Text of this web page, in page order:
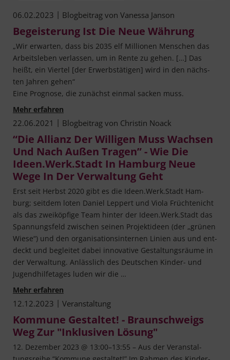
06.02.2023 | Blogbeitrag von Vanessa Janson
Begeisterung Ist Die Neue Währung
„Wir erwar­ten, dass bis 2035 elf Mil­lio­nen Men­schen das
Arbeits­le­ben ver­las­sen, um in Ren­te zu gehen. […] Das
heißt, ein Vier­tel [der Erwerbs­tä­ti­gen] wird in den nächs­
ten Jah­ren gehen“
Eine Pro­gno­se, die zunächst ein­mal sacken muss.
Mehr erfahrenBegeisterung ist die neue Währung
22.06.2021 | Blogbeitrag von Christin Noack
“Die Allianz Der Willigen Muss Wachsen
Und Nach Außen Tragen” - Wie Die
Ideen.Werk.Stadt In Hamburg Neue
Wege In Der Verwaltung Geht
Erst seit Herbst 2020 gibt es die Ideen.Werk.Stadt Ham­
burg; seit­dem loten Dani­el Lep­pert und Vio­la Früch­te­nicht
als das zwei­köp­fi­ge Team hin­ter der Ideen.Werk.Stadt das
Span­nungs­feld zwi­schen sei­nen Pro­jekt­ideen (der „grü­nen
Wie­se“) und den orga­ni­sa­ti­ons­in­ter­nen Lini­en aus und ent­
deckt und beglei­tet dabei inno­va­ti­ve Gestal­tungs­räu­me in
der Ver­wal­tung. Anläss­lich des Deut­schen Kin­­der- und
Jugend­hil­feta­ges luden wir die …
Mehr erfahren“Die Allianz der Willigen muss wachsen und
12.12.2023 | Veranstaltung
Kommune Gestaltet! - Braunschweigs
Weg Zur "Inklusiven Lösung"
12. Dezem­ber 2023 @ 13:00–13:55 – Aus der Ver­an­stal­